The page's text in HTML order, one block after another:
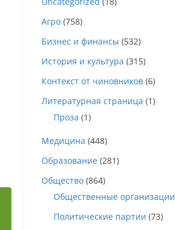
Агро (758)
Бизнес и финансы (532)
История и культура (315)
Контекст от чиновников (6)
Литературная страница (1)
Проза (1)
Медицина (448)
Образование (281)
Общество (864)
Общественные организации
Политические партии (73)